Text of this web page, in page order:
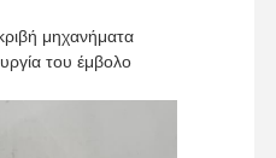
μηχανήματα
του έμβολο